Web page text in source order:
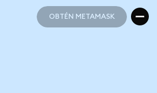
OBTÉN METAMASK